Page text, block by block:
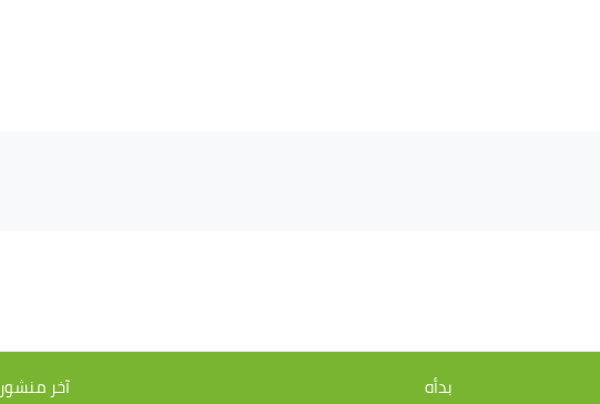
بدأه آخر منشور